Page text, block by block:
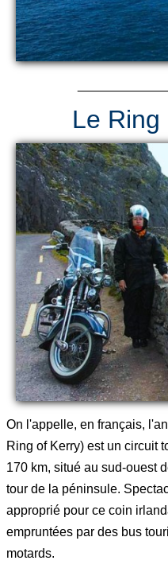
Le
On l'appelle, en français,
Ring of Kerry) est un circuit
170 km, situé au sud-ouest
tour de la péninsule.
approprié pour ce coin
empruntées par des bus
motards.